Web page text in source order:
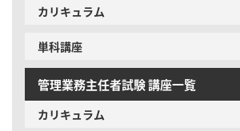
カリキュラム
単科講座
管理業務主任者試験 講座一覧
カリキュラム